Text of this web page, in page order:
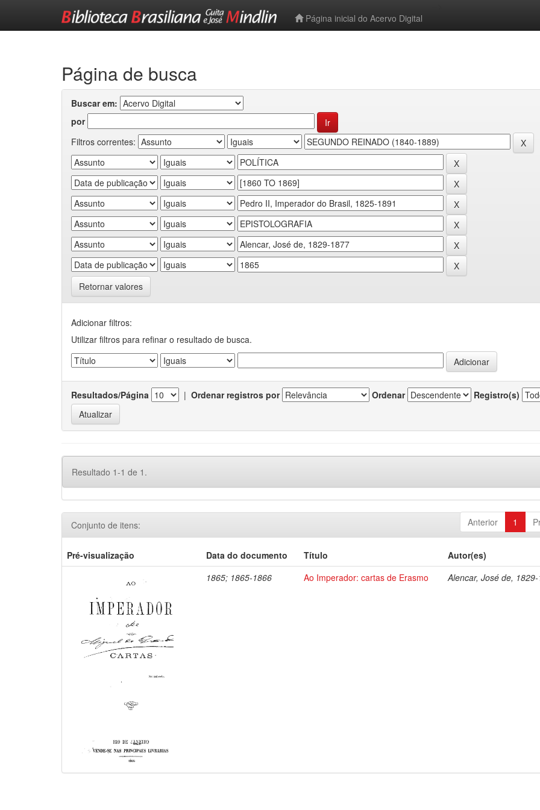
Página inicial do Acervo Digital
Página de busca
Buscar em:
por
Filtros correntes:
Retornar valores
Adicionar filtros:
Utilizar filtros para refinar o resultado de busca.
Resultados/Página | Ordenar registros por Ordenar Registro(s)
Resultado 1-1 de 1.
Anterior 1
Conjunto de itens:
Pré-visualização Data do documento Título
Autor(es)
1865; 1865-1866
Ao Imperador: cartas de Erasmo Alencar, José de,